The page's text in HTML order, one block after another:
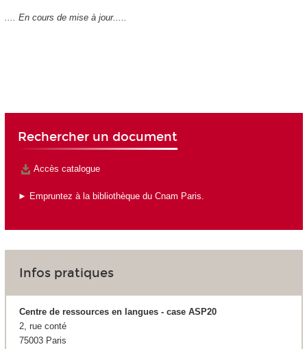
.... En cours de mise à jour.....
Rechercher un document
Accès catalogue
► Empruntez à la bibliothèque du Cnam Paris.
Infos pratiques
Centre de ressources en langues - case ASP20
2, rue conté
75003 Paris